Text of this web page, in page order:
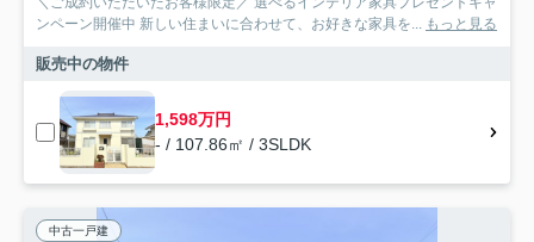
ンペーン開催中 新しい住まいに合わせて、お好きな家具を... もっと見る
販売中の物件
1,598万円
- / 107.86㎡ / 3SLDK
中古一戸建